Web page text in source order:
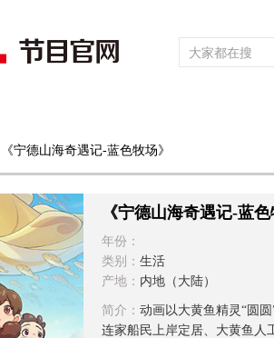
经 综艺 中文国际 体育
宁德山海奇遇记-蓝色牧场》
《宁德山海奇遇记-蓝色
年份：
类别： 生活
产地： 内地（大陆）
简介： 动画以大黄鱼精灵“圆
连家船民上岸定居、大黄鱼人